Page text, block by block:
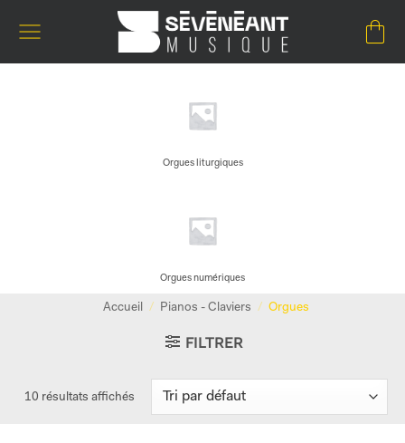
Orgues liturgiques
Orgues numériques
Accueil / Pianos - Claviers / Orgues
FILTRER
10 résultats affichés